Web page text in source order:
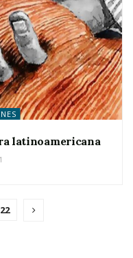
latinoamericana
22